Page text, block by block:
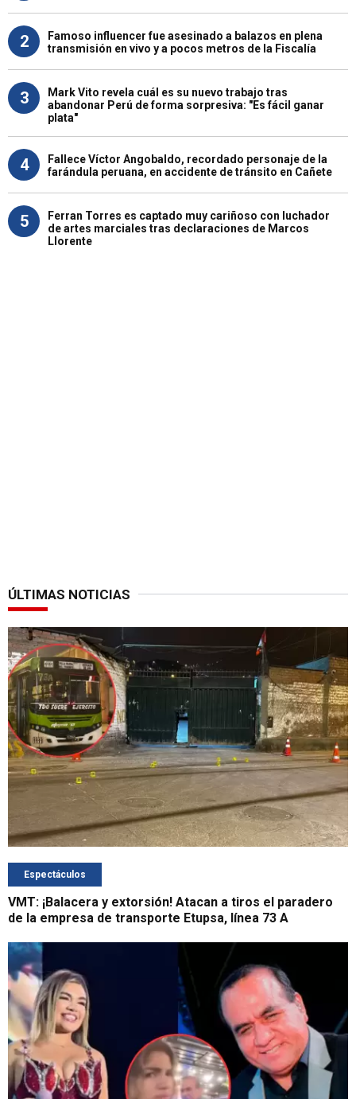
2
Famoso influencer fue asesinado a balazos en plena
transmisión en vivo y a pocos metros de la Fiscalía
3
Mark Vito revela cuál es su nuevo trabajo tras
abandonar Perú de forma sorpresiva: "Es fácil ganar
plata"
4
Fallece Víctor Angobaldo, recordado personaje de la
farándula peruana, en accidente de tránsito en Cañete
5
Ferran Torres es captado muy cariñoso con luchador
de artes marciales tras declaraciones de Marcos
Llorente
ÚLTIMAS NOTICIAS
Espectáculos
VMT: ¡Balacera y extorsión! Atacan a tiros el paradero
de la empresa de transporte Etupsa, línea 73 A